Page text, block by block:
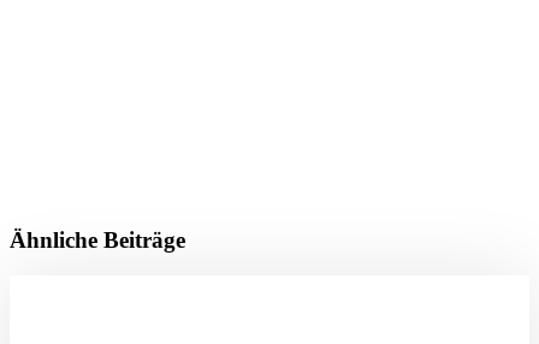
Ähnliche Beiträge